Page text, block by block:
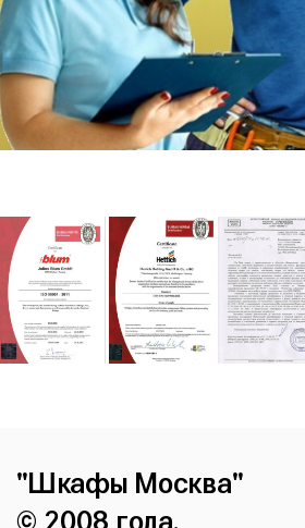
"Шкафы Москва"
© 2008 года.